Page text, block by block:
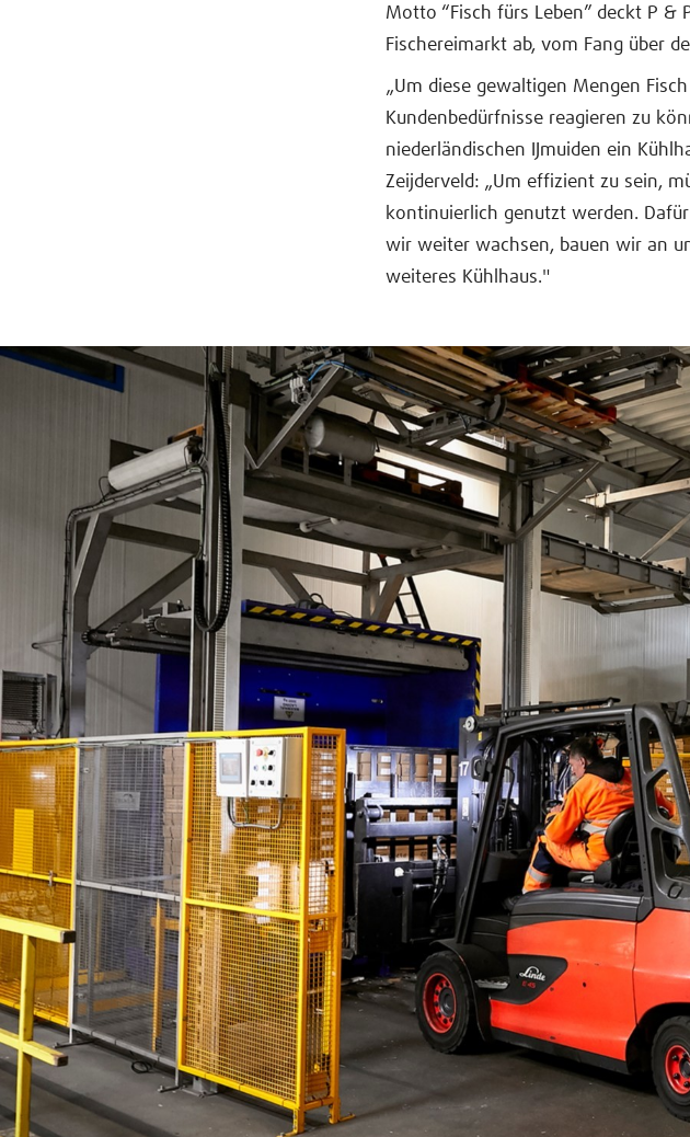
Motto “Fisch fürs Leben” deckt P
Fischereimarkt ab, vom Fang über
„Um diese gewaltigen Mengen
Kundenbedürfnisse reagieren zu
niederländischen IJmuiden ein
Zeijderveld: „Um effizient zu sein,
kontinuierlich genutzt werden.
wir weiter wachsen, bauen wir an
weiteres Kühlhaus."